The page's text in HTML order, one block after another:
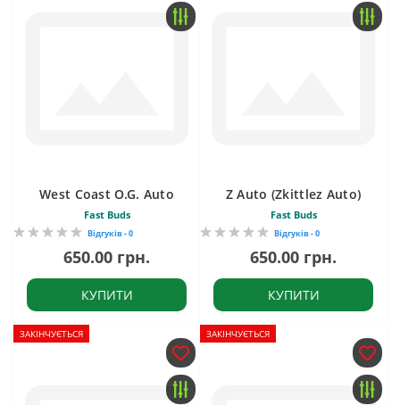
West Coast O.G. Auto
Fast Buds
Відгуків - 0
650.00 грн.
КУПИТИ
Z Auto (Zkittlez Auto)
Fast Buds
Відгуків - 0
650.00 грн.
КУПИТИ
ЗАКІНЧУЄТЬСЯ ЗАКІНЧУЄТЬСЯ